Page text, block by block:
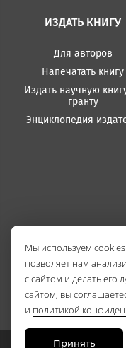
ИЗДАТЬ КНИГУ
Для авторов
Напечатать книгу
Издать научную
гранту
Энциклопедия
Мы используем cookies
позволяет нам
с сайтом и делать его
сайтом, вы
и политикой
Принять